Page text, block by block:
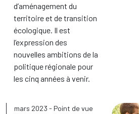
d’aménagement du
territoire et de transition
écologique. Il est
l’expression des
nouvelles ambitions de la
politique régionale pour
les cinq années à venir.
mars 2023 - Point de vue